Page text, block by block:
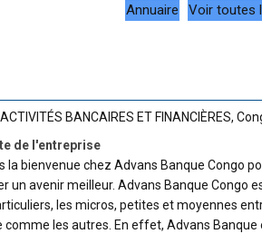
Annuaire Voir toutes
ACTIVITÉS BANCAIRES ET FINANCIÈRES,
de l'entreprise
la bienvenue chez Advans Banque Congo
un avenir meilleur. Advans Banque Congo
les micros, petites et moyennes
comme les autres. En effet, Advans